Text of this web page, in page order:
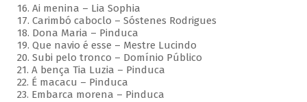
16. Ai menina – Lia Sophia
17. Carimbó caboclo – Sóstenes Rodrigues
18. Dona Maria – Pinduca
19. Que navio é esse – Mestre Lucindo
20. Subi pelo tronco – Domínio Público
21. A bença Tia Luzia – Pinduca
22. É macacu – Pinduca
23. Embarca morena – Pinduca